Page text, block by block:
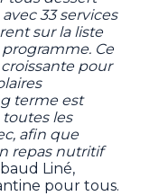
33 services
sur la liste
Ce
pour
terme est
les
afin que
repas nutritif
Liné,
pour tous.